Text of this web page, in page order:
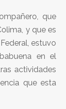
que
y que es
estuvo
en el
actividades
que esta